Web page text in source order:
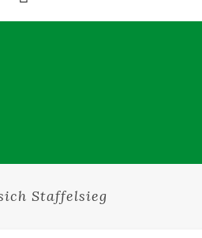
Staffelsieg